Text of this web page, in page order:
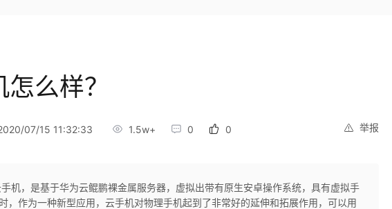
么样？
举报
07/15 11:32:33 1.5w+ 0 0
手机，是基于华为云鲲鹏裸金属服务器，虚拟出带有原生安卓操作系统，具有虚拟手
，作为一种新型应用，云手机对物理手机起到了非常好的延伸和拓展作用，可以用